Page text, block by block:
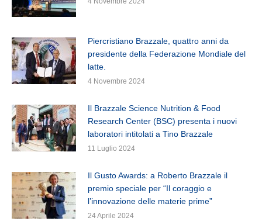
Piercristiano Brazzale, quattro anni da
presidente della Federazione Mondiale del
latte.
4 Novembre 2024
Il Brazzale Science Nutrition & Food
Research Center (BSC) presenta i nuovi
laboratori intitolati a Tino Brazzale
11 Luglio 2024
Il Gusto Awards: a Roberto Brazzale il
premio speciale per “Il coraggio e
l’innovazione delle materie prime”
24 Aprile 2024